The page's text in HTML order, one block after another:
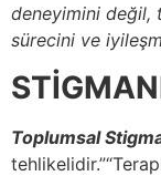
deneyimini değil,
sürecini ve
Toplumsal